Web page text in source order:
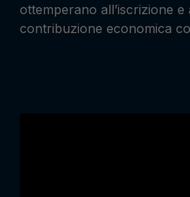
ottemperano all’iscrizione e
contribuzione economica